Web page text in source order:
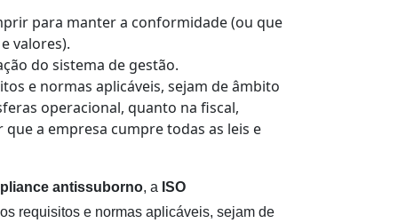
para manter a conformidade (ou que
valores).
do sistema de gestão.
e normas aplicáveis, sejam de âmbito
operacional, quanto na fiscal,
a empresa cumpre todas as leis e
antissuborno, a ISO
requisitos e normas aplicáveis, sejam de